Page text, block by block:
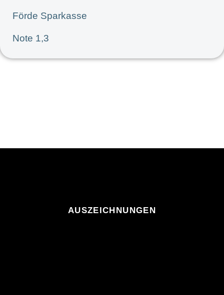
Förde Sparkasse
Note 1,3
AUSZEICHNUNGEN